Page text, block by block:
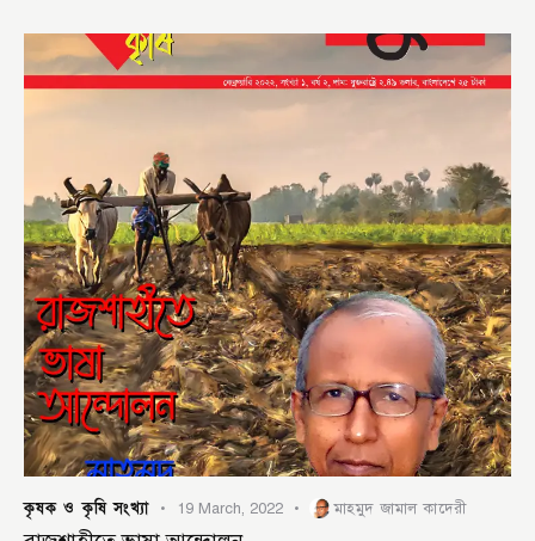
কৃষক ও কৃষি সংখ্যা 19 March, 2022 মাহমুদ জামাল কাদেরী